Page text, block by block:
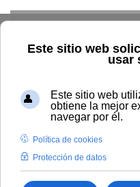
Inicio BOUNIA
septiembre, de la
de Campus Virtual e
Internacional de Andalucía.